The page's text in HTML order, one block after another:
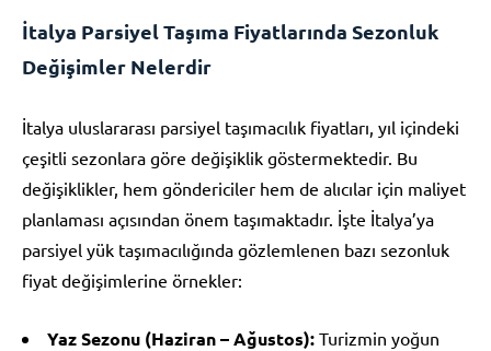
İtalya Parsiyel Taşıma Fiyatlarında Sezonluk
Değişimler Nelerdir
İtalya uluslararası parsiyel taşımacılık fiyatları, yıl içindeki
çeşitli sezonlara göre değişiklik göstermektedir. Bu
değişiklikler, hem göndericiler hem de alıcılar için maliyet
planlaması açısından önem taşımaktadır. İşte İtalya’ya
parsiyel yük taşımacılığında gözlemlenen bazı sezonluk
fiyat değişimlerine örnekler:
Yaz Sezonu (Haziran – Ağustos): Turizmin yoğun